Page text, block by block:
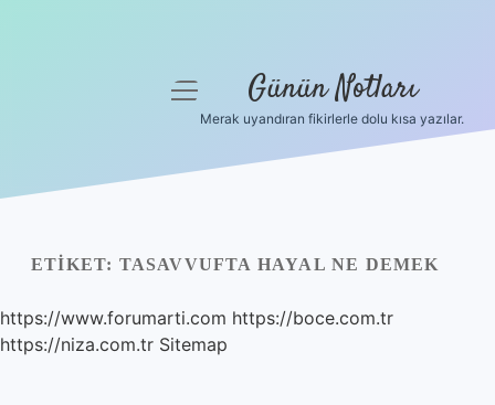
Yasal Uyarı
Hakkımızda
menüyü
Günün Notları
Merak uyandıran fikirlerle dolu kısa yazılar.
ETIKET: TASAVVUFTA HAYAL NE DEMEK
https://www.forumarti.com https://boce.com.tr
https://niza.com.tr Sitemap